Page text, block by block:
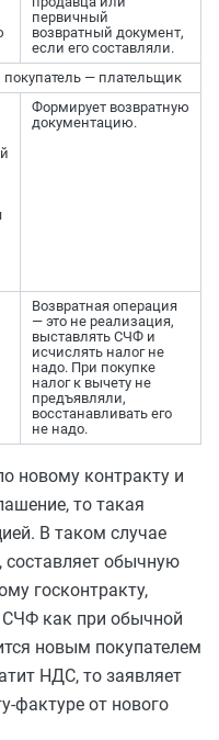
первичный
возвратный документ,
если его составляли.
— плательщик
Формирует возвратную
документацию.
Возвратная операция
— это не реализация,
выставлять СЧФ и
исчислять налог не
надо. При покупке
налог к вычету не
предъявляли,
восстанавливать его
не надо.
новому контракту и
то такая
В таком случае
составляет обычную
госконтракту,
СЧФ как при обычной
новым покупателем
НДС, то заявляет
фактуре от нового